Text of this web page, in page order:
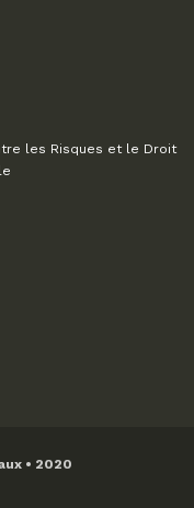
les Risques et le Droit
• 2020